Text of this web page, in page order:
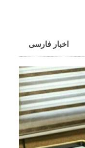
اخبار فارسی